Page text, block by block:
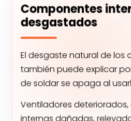
Componentes
desgastados
El desgaste natural de los
también puede explicar
de soldar se apaga al
Ventiladores deteriorados,
internas dañadas,